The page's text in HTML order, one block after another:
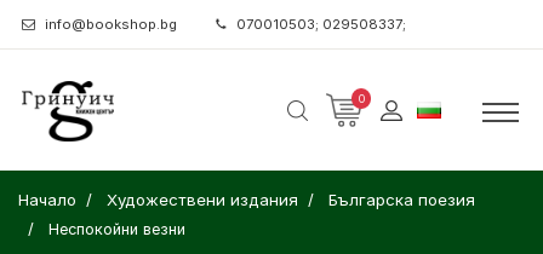
info@bookshop.bg 070010503; 029508337;
0
Начало Художествени издания Българска поезия
Неспокойни везни